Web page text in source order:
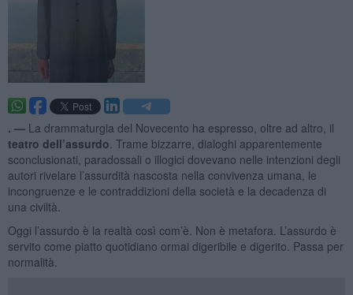
. — La drammaturgia del Novecento ha espresso, oltre ad altro, il
teatro dell’assurdo . Trame bizzarre, dialoghi apparentemente
sconclusionati, paradossali o illogici dovevano nelle intenzioni degli
autori rivelare l’assurdità nascosta nella convivenza umana, le
incongruenze e le contraddizioni della società e la decadenza di
una civiltà.
Oggi l’assurdo è la realtà così com’è. Non è metafora. L’assurdo è
servito come piatto quotidiano ormai digeribile e digerito. Passa per
normalità.